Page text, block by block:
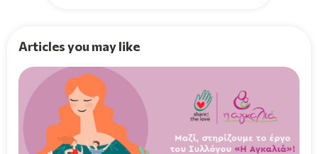
Articles you may like